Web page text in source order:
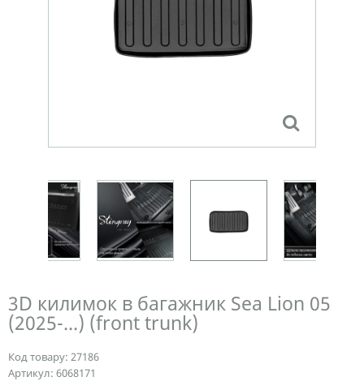
3D килимок в багажник Sea Lion 05
(2025-...) (front trunk)
Код товару: 27186
Артикул: 6068171